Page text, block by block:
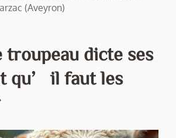
(Aveyron)
troupeau dicte ses
qu’il faut les